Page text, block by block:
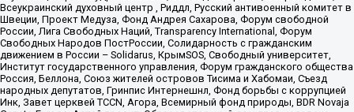
Всеукраинский духовный центр , Риддл, Русский антивоенный комитет в
Швеции, Проект Медуза, Фонд Андрея Сахарова, Форум свободной
России, Лига Свободных Наций, Transparеncy International, Форум
Свободных Народов ПостРоссии, Солидарность с гражданским
движением в России – Solidarus, КрымSOS, Свободный университет,
Институт государственного управления, Форум гражданского общества
Россия, Беллона, Союз жителей островов Тисима и Хабомаи, Съезд
народных депутатов, Гринпис Интернешнл, Фонд борьбы с коррупцией
Инк, Завет церквей TCCN, Агора, Всемирный фонд природы, BDR Novaja